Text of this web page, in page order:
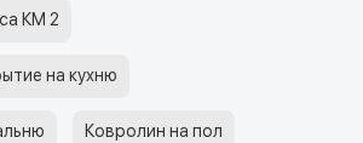
КМ 2
на кухню
Ковролин на пол